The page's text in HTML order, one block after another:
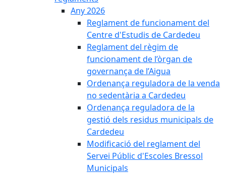
Any 2026
Reglament de funcionament del
Centre d'Estudis de Cardedeu
Reglament del règim de
funcionament de l’òrgan de
governança de l’Aigua
Ordenança reguladora de la venda
no sedentària a Cardedeu
Ordenança reguladora de la
gestió dels residus municipals de
Cardedeu
Modificació del reglament del
Servei Públic d'Escoles Bressol
Municipals